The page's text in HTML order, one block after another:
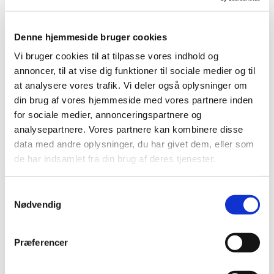
Denne hjemmeside bruger cookies
Vi bruger cookies til at tilpasse vores indhold og
annoncer, til at vise dig funktioner til sociale medier og til
at analysere vores trafik. Vi deler også oplysninger om
din brug af vores hjemmeside med vores partnere inden
for sociale medier, annonceringspartnere og
analysepartnere. Vores partnere kan kombinere disse
data med andre oplysninger, du har givet dem, eller som
de har indsamlet fra din brug af deres tjenester.
Nødvendig
Præferencer
4008239133687
Vitakraft Laser Pointer til
Kat – Catch the Light
Fisk 8 cm
Standard salgspris DKK
25,00
DKK 20,00
DKK 16,00 ekskl. moms
BEGRÆNSET ANTAL!
5701883372561
Kradsebræt m. stjerner
Companion og duft
Standard salgspris DKK
45,00
DKK 18,75
DKK 15,00 ekskl. moms